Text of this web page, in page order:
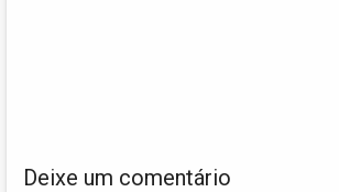
Deixe um comentário